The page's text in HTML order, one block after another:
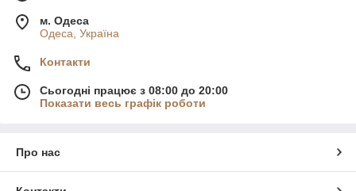
м. Одеса
Одеса, Україна
Контакти
Сьогодні працює з 08:00 до 20:00
Показати весь графік роботи
Про нас